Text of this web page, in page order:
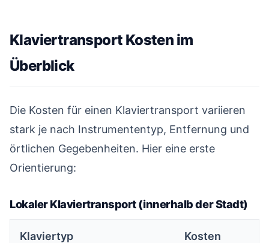
Klaviertransport Kosten im
Überblick
Die Kosten für einen Klaviertransport variieren
stark je nach Instrumententyp, Entfernung und
örtlichen Gegebenheiten. Hier eine erste
Orientierung:
Lokaler Klaviertransport (innerhalb der Stadt)
Klaviertyp Kosten